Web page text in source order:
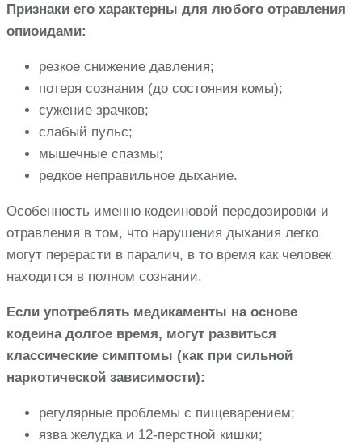
Признаки его характерны для любого отравления
опиоидами:
резкое снижение давления;
потеря сознания (до состояния комы);
сужение зрачков;
слабый пульс;
мышечные спазмы;
редкое неправильное дыхание.
Особенность именно кодеиновой передозировки и
отравления в том, что нарушения дыхания легко
могут перерасти в паралич, в то время как человек
находится в полном сознании.
Если употреблять медикаменты на основе
кодеина долгое время, могут развиться
классические симптомы (как при сильной
наркотической зависимости):
регулярные проблемы с пищеварением;
язва желудка и 12-перстной кишки;